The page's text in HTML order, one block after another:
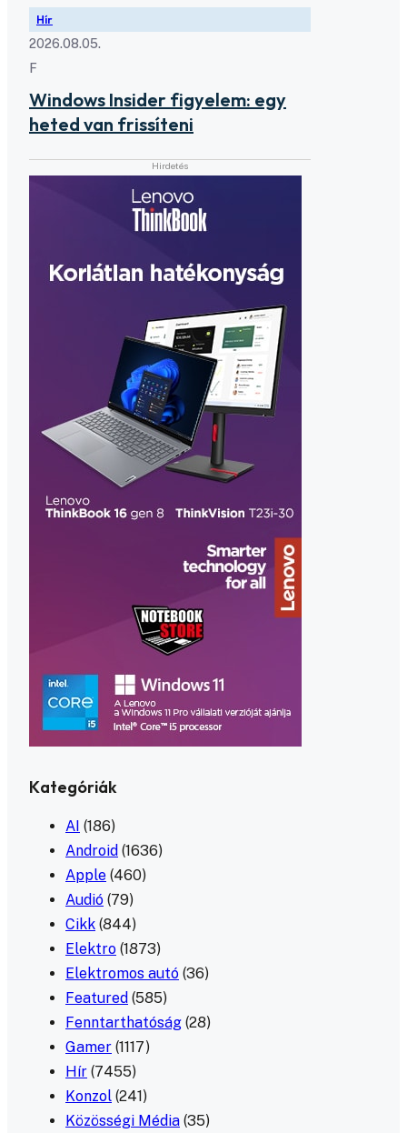
Hír
2026.08.05.
F
Windows Insider figyelem: egy
heted van frissíteni
Kategóriák
AI (186)
Android (1636)
Apple (460)
Audió (79)
Cikk (844)
Elektro (1873)
Elektromos autó (36)
Featured (585)
Fenntarthatóság (28)
Gamer (1117)
Hír (7455)
Konzol (241)
Közösségi Média (35)